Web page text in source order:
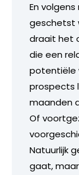
En
geschetst
draait het
die een
potentiële
prospects
maanden
Of
Natuurlijk
gaat,